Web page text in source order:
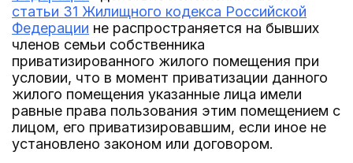
статьи 31 Жилищного кодекса Российской
Федерации не распространяется на бывших
членов семьи собственника
приватизированного жилого помещения при
условии, что в момент приватизации данного
жилого помещения указанные лица имели
равные права пользования этим помещением с
лицом, его приватизировавшим, если иное не
установлено законом или договором.